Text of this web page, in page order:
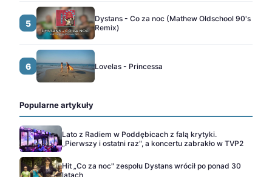
5
Dystans - Co za noc (Mathew Oldschool 90's
Remix)
6 Lovelas - Princessa
Popularne artykuły
Lato z Radiem w Poddębicach z falą krytyki.
„Pierwszy i ostatni raz", a koncertu zabrakło w TVP2
Hit „Co za noc" zespołu Dystans wrócił po ponad 30
latach